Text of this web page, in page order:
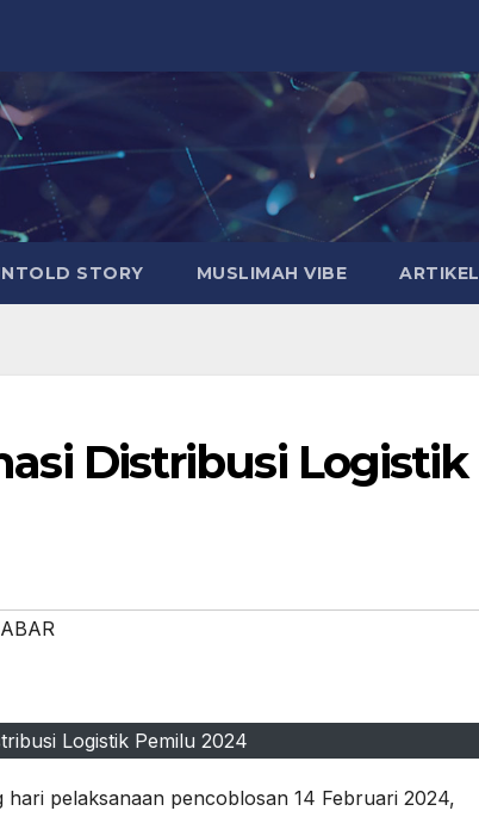
STORY MUSLIMAH VIBE ARTIKEL
Distribusi Logistik
Logistik Pemilu 2024
hari pelaksanaan pencoblosan 14 Februari 2024,